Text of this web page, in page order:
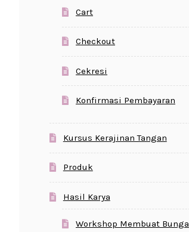
Cart
Checkout
Cekresi
Konfirmasi Pembayaran
Kursus Kerajinan Tangan
Produk
Hasil Karya
Workshop Membuat Bunga